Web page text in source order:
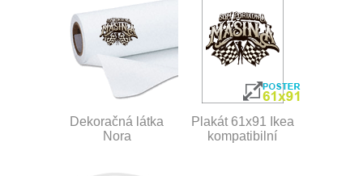
Dekoračná látka
Nora
Plakát 61x91 Ikea
kompatibilní